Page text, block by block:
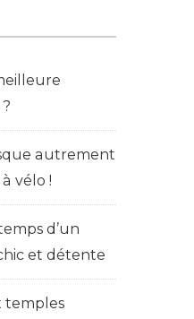
autrement
vélo !
d’un
et détente
temples